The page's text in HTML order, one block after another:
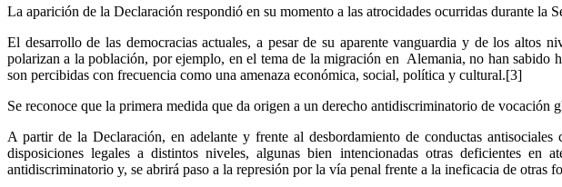
La aparición de la Declaración respondió en su momento a las atrocidades ocurridas durante
El desarrollo de las democracias actuales, a pesar de su aparente vanguardia y de los altos
polarizan a la población, por ejemplo, en el tema de la migración en Alemania, no han sabido
son percibidas con frecuencia como una amenaza económica, social, política y cultural.[3]
Se reconoce que la primera medida que da origen a un derecho antidiscriminatorio de
A partir de la Declaración, en adelante y frente al desbordamiento de conductas
disposiciones legales a distintos niveles, algunas bien intencionadas otras deficientes
antidiscriminatorio y, se abrirá paso a la represión por la vía penal frente a la ineficacia de otras